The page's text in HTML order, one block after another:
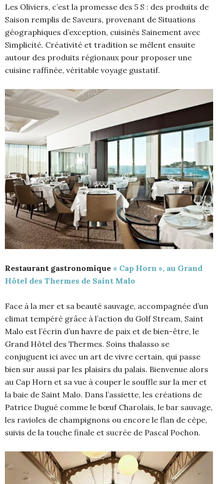
Les Oliviers, c’est la promesse des 5 S : des produits de
Saison remplis de Saveurs, provenant de Situations
géographiques d’exception, cuisinés Sainement avec
Simplicité. Créativité et tradition se mêlent ensuite
autour des produits régionaux pour proposer une
cuisine raffinée, véritable voyage gustatif.
Restaurant gastronomique « Cap Horn », au Grand
Hôtel des Thermes de Saint Malo
Face à la mer et sa beauté sauvage, accompagnée d’un
climat tempéré grâce à l’action du Golf Stream, Saint
Malo est l’écrin d’un havre de paix et de bien-être, le
Grand Hôtel des Thermes. Soins thalasso se
conjuguent ici avec un art de vivre certain, qui passe
bien sur aussi par les plaisirs du palais. Bienvenue alors
au Cap Horn et sa vue à couper le souffle sur la mer et
la baie de Saint Malo. Dans l’assiette, les créations de
Patrice Dugué comme le bœuf Charolais, le bar sauvage,
les ravioles de champignons ou encore le flan de cèpe,
suivis de la touche finale et sucrée de Pascal Pochon.